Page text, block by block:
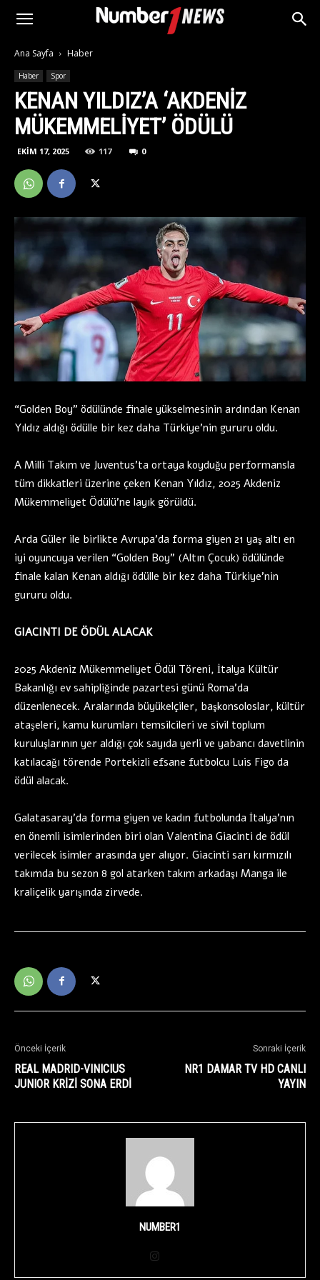
Ana Sayfa Haber
Haber Spor
KENAN YILDIZ’A ‘AKDENIZ
MÜKEMMELIYET’ ÖDÜLÜ
EKIM 17, 2025 117 0
“Golden Boy” ödülünde finale yükselmesinin ardından Kenan
Yıldız aldığı ödülle bir kez daha Türkiye’nin gururu oldu.
A Milli Takım ve Juventus’ta ortaya koyduğu performansla
tüm dikkatleri üzerine çeken Kenan Yıldız, 2025 Akdeniz
Mükemmeliyet Ödülü’ne layık görüldü.
Arda Güler ile birlikte Avrupa’da forma giyen 21 yaş altı en
iyi oyuncuya verilen “Golden Boy” (Altın Çocuk) ödülünde
finale kalan Kenan aldığı ödülle bir kez daha Türkiye’nin
gururu oldu.
GIACINTI DE ÖDÜL ALACAK
2025 Akdeniz Mükemmeliyet Ödül Töreni, İtalya Kültür
Bakanlığı ev sahipliğinde pazartesi günü Roma’da
düzenlenecek. Aralarında büyükelçiler, başkonsoloslar, kültür
ataşeleri, kamu kurumları temsilcileri ve sivil toplum
kuruluşlarının yer aldığı çok sayıda yerli ve yabancı davetlinin
katılacağı törende Portekizli efsane futbolcu Luis Figo da
ödül alacak.
Galatasaray’da forma giyen ve kadın futbolunda İtalya’nın
en önemli isimlerinden biri olan Valentina Giacinti de ödül
verilecek isimler arasında yer alıyor. Giacinti sarı kırmızılı
takımda bu sezon 8 gol atarken takım arkadaşı Manga ile
kraliçelik yarışında zirvede.
Önceki İçerik
REAL MADRID-VINICIUS
JUNIOR KRİZİ SONA ERDİ
Sonraki İçerik
NR1 DAMAR TV HD CANLI
YAYIN
NUMBER1